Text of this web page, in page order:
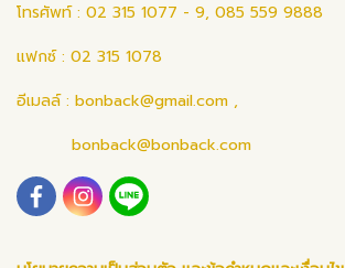
โทรศัพท์ : 02 315 1077 - 9, 085 559 9888
แฟกซ์ : 02 315 1078
อีเมลล์ : bonback@gmail.com ,
bonback@bonback.com